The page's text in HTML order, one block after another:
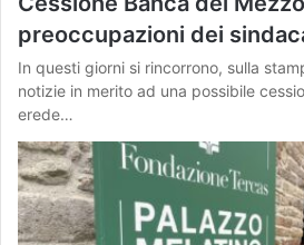
preoccupazioni dei
In questi giorni si rincorrono, sulla
notizie in merito ad una possibile
erede…